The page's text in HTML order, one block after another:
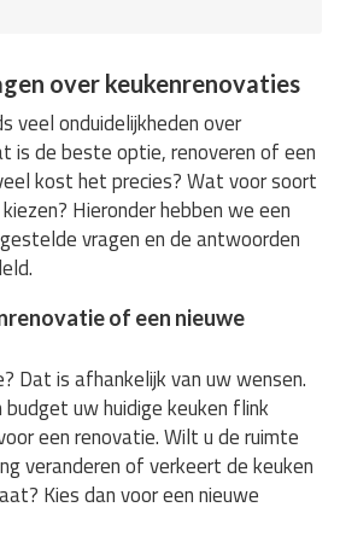
over keukenrenovaties
veel onduidelijkheden over
is de beste optie, renoveren of een
kost het precies? Wat voor soort
Hieronder hebben we een
vragen en de antwoorden
of een nieuwe
Dat is afhankelijk van uw wensen.
uw huidige keuken flink
een renovatie. Wilt u de ruimte
veranderen of verkeert de keuken
Kies dan voor een nieuwe